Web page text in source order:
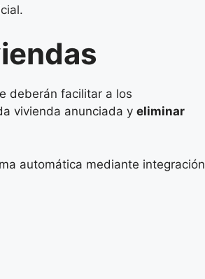
deberán facilitar a los
vivienda anunciada y eliminar
automática mediante integración